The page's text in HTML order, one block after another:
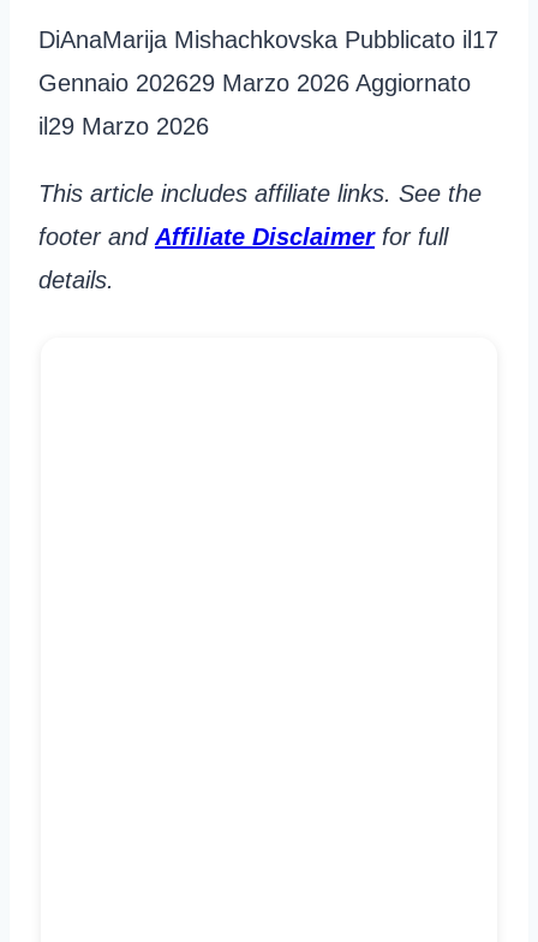
DiAnaMarija Mishachkovska Pubblicato il 17
Gennaio 202629 Marzo 2026 Aggiornato
il 29 Marzo 2026
This article includes affiliate links. See the
footer and Affiliate Disclaimerfor full
details.